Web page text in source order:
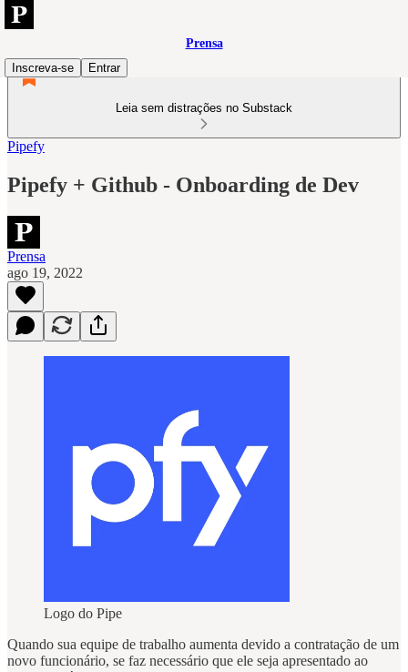
Prensa
Inscreva-se
Entrar
Leia sem distrações no Substack
Pipefy
Pipefy + Github - Onboarding de Dev
Prensa
ago 19, 2022
Logo do Pipe
Quando sua equipe de trabalho aumenta devido a contratação de um
novo funcionário, se faz necessário que ele seja apresentado ao